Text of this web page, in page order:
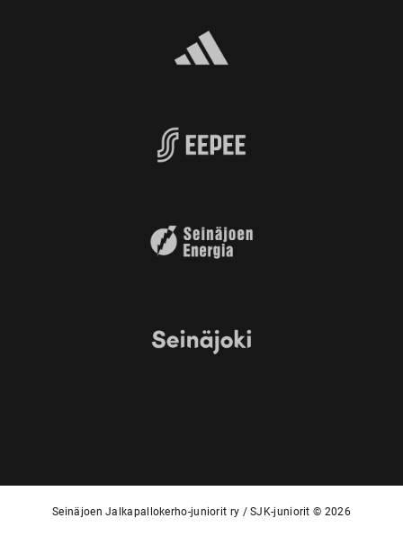
Seinäjoen Jalkapallokerho-juniorit ry / SJK-juniorit © 2026